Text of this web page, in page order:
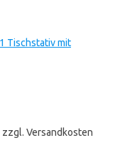
Tischstativ mit
zzgl. Versandkosten